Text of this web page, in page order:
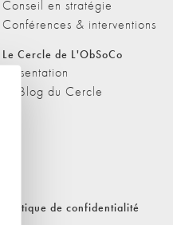
Conseil en stratégie
Conférences & interventions
Le Cercle de L'ObSoCo
Présentation
Le Blog du Cercle
Politique de confidentialité